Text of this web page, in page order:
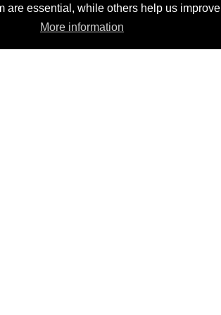
are essential, while others help us
More information